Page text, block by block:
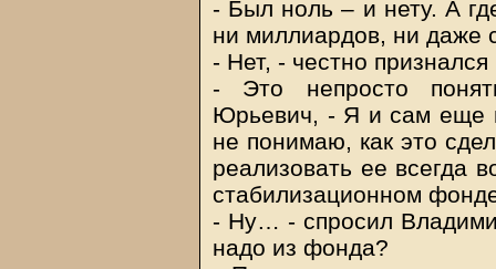
- Был ноль – и нету. А
ни миллиардов, ни даже
- Нет, - честно
- Это непросто
Юрьевич, - Я и сам еще
не понимаю, как это
реализовать ее всегда
стабилизационном
- Ну… - спросил
надо из фонда?